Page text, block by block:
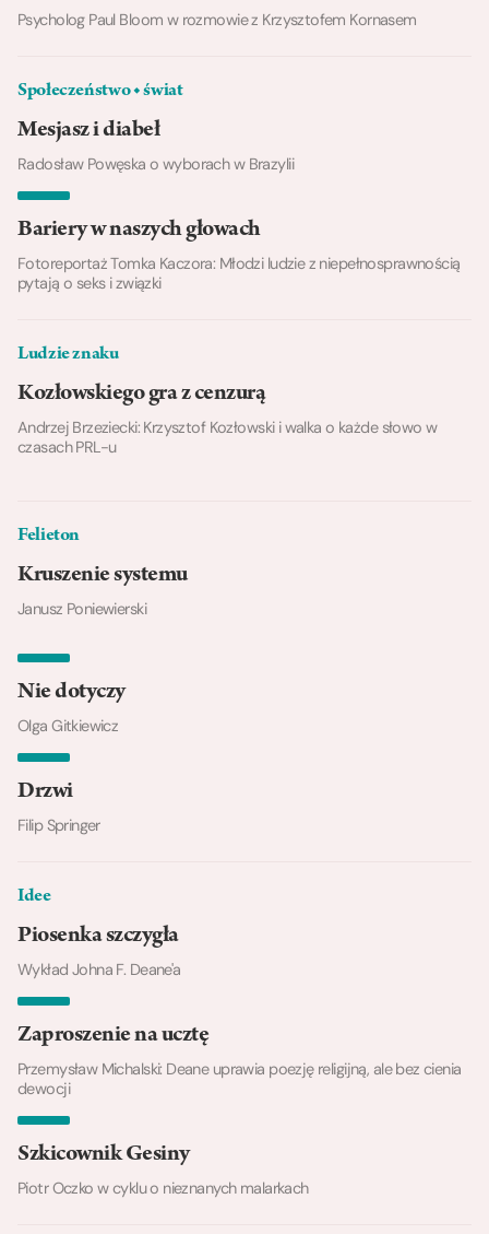
Psycholog Paul Bloom w rozmowie z Krzysztofem Kornasem
Społeczeństwo ◆ świat
Mesjasz i diabeł
Radosław Powęska o wyborach w Brazylii
Bariery w naszych głowach
Fotoreportaż Tomka Kaczora: Młodzi ludzie z niepełnosprawnością
pytają o seks i związki
Ludzie znaku
Kozłowskiego gra z cenzurą
Andrzej Brzeziecki: Krzysztof Kozłowski i walka o każde słowo w
czasach PRL-u
Felieton
Kruszenie systemu
Janusz Poniewierski
Nie dotyczy
Olga Gitkiewicz
Drzwi
Filip Springer
Idee
Piosenka szczygła
Wykład Johna F. Deane'a
Zaproszenie na ucztę
Przemysław Michalski: Deane uprawia poezję religijną, ale bez cienia
dewocji
Szkicownik Gesiny
Piotr Oczko w cyklu o nieznanych malarkach